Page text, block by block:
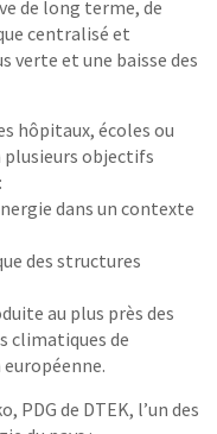
de long terme, de
centralisé et
verte et une baisse des
hôpitaux, écoles ou
objectifs
dans un contexte
des structures
au plus près des
climatiques de
PDG de DTEK, l’un des